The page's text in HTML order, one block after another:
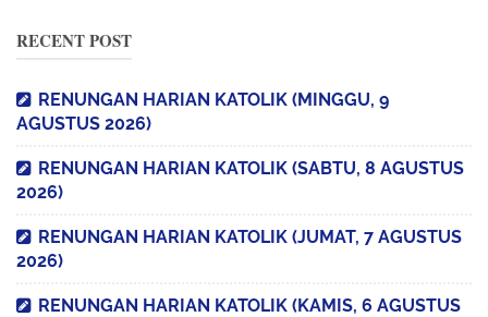
RECENT POST
RENUNGAN HARIAN KATOLIK (MINGGU, 9
AGUSTUS 2026)
RENUNGAN HARIAN KATOLIK (SABTU, 8 AGUSTUS
2026)
RENUNGAN HARIAN KATOLIK (JUMAT, 7 AGUSTUS
2026)
RENUNGAN HARIAN KATOLIK (KAMIS, 6 AGUSTUS